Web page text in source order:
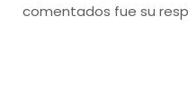
comentados fue su